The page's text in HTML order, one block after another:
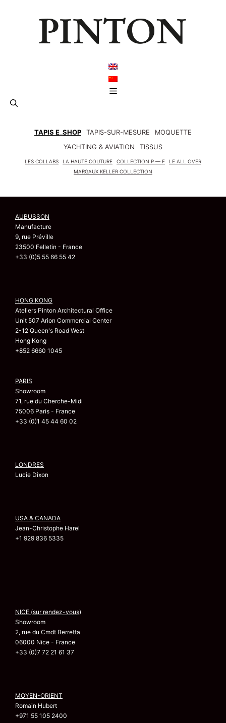
Menu
TAPIS E_SHOP TAPIS-SUR-MESURE
MOQUETTE
YACHTING & AVIATION
TISSUS
LES COLLABS LA HAUTE COUTURE COLLECTION P — F
LE ALL OVER
MARGAUX KELLER COLLECTION
AUBUSSON
Manufacture
9, rue Préville
23500 Felletin - France
+33 (0)5 55 66 55 42
HONG KONG
Ateliers Pinton Architectural Office
Unit 507 Arion Commercial Center
2-12 Queen's Road West
Hong Kong
+852 6660 1045
PARIS
Showroom
71, rue du Cherche-Midi
75006 Paris - France
+33 (0)1 45 44 60 02
LONDRES
Lucie Dixon
USA & CANADA
Jean-Christophe Harel
+1 929 836 5335
NICE (sur rendez-vous)
Showroom
2, rue du Cmdt Berretta
06000 Nice - France
+33 (0)7 72 21 61 37
MOYEN-ORIENT
Romain Hubert
+971 55 105 2400